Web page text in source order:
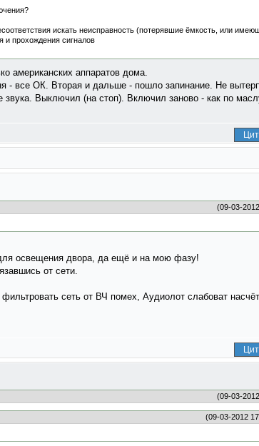
искать неисправность (потерявшие ёмкость, или
и прохождения сигналов
американских аппаратов дома.
- все ОК. Вторая и дальше - пошло запинание. Не
Выключил (на стоп). Включил заново - как по
(09-03-
освещения двора, да ещё и на мою фазу!
от сети.
сеть от ВЧ помех, Аудиолот слабоват насчёт
(09-03-
(09-03-2012